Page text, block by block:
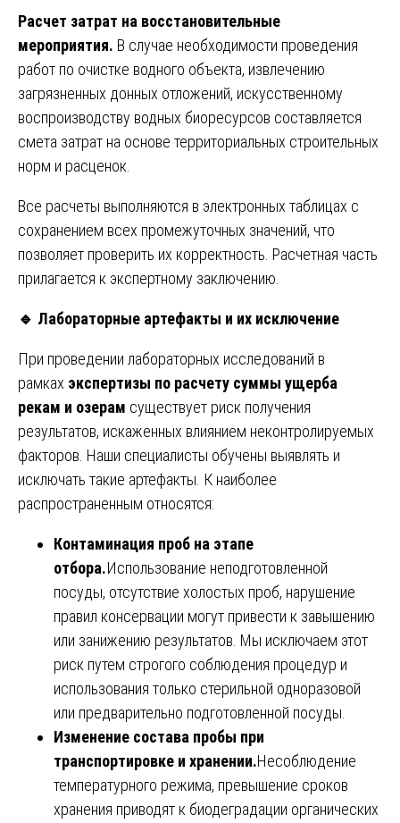
Расчет затрат на восстановительные
мероприятия. В случае необходимости проведения
работ по очистке водного объекта, извлечению
загрязненных донных отложений, искусственному
воспроизводству водных биоресурсов составляется
смета затрат на основе территориальных строительных
норм и расценок.
Все расчеты выполняются в электронных таблицах с
сохранением всех промежуточных значений, что
позволяет проверить их корректность. Расчетная часть
прилагается к экспертному заключению.
🔹 Лабораторные артефакты и их исключение
При проведении лабораторных исследований в
рамках экспертизы по расчету суммы ущерба
рекам и озерам существует риск получения
результатов, искаженных влиянием неконтролируемых
факторов. Наши специалисты обучены выявлять и
исключать такие артефакты. К наиболее
распространенным относятся:
Контаминация проб на этапе
отбора.Использование неподготовленной
посуды, отсутствие холостых проб, нарушение
правил консервации могут привести к завышению
или занижению результатов. Мы исключаем этот
риск путем строгого соблюдения процедур и
использования только стерильной одноразовой
или предварительно подготовленной посуды.
Изменение состава пробы при
транспортировке и хранении.Несоблюдение
температурного режима, превышение сроков
хранения приводят к биодеградации органических